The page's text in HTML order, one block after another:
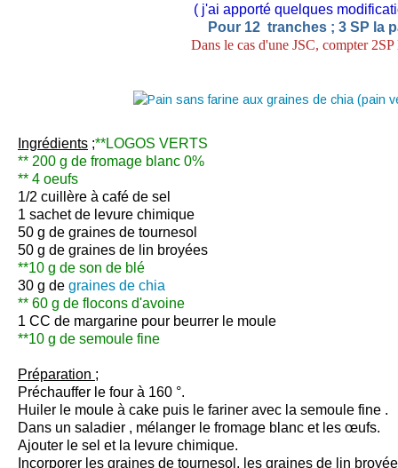
( j'ai apporté quelques
Pour 12 tranches ; 3 SP la
Dans le cas d'une JSC, compter 2SP
Ingrédients ;**LOGOS VERTS
** 200 g de fromage blanc 0%
** 4 oeufs
1/2 cuillère à café de sel
1 sachet de levure chimique
50 g de graines de tournesol
50 g de graines de lin broyées
**10 g de son de blé
30 g de graines de chia
** 60 g de flocons d'avoine
1 CC de margarine pour beurrer le moule
**10 g de semoule fine
Préparation ;
Préchauffer le four à 160 °.
Huiler le moule à cake puis le fariner avec la semoule fine .
Dans un saladier , mélanger le fromage blanc et les œufs.
Ajouter le sel et la levure chimique.
Incorporer les graines de tournesol, les graines de lin